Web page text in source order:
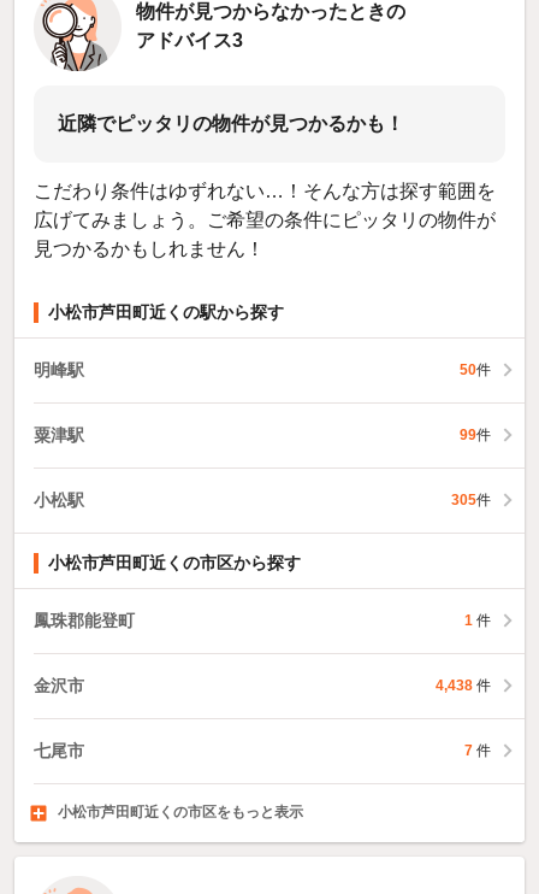
物件が見つからなかったときの
アドバイス3
近隣でピッタリの物件が見つかるかも！
こだわり条件はゆずれない…！そんな方は探す範囲を
広げてみましょう。ご希望の条件にピッタリの物件が
見つかるかもしれません！
小松市芦田町近くの駅から探す
明峰駅 50件
粟津駅 99件
小松駅 305件
小松市芦田町近くの市区から探す
鳳珠郡能登町 1 件
金沢市 4,438 件
七尾市 7 件
加賀市220件
羽咋市5件
かほく市54件
小松市芦田町近くの市区をもっと表示